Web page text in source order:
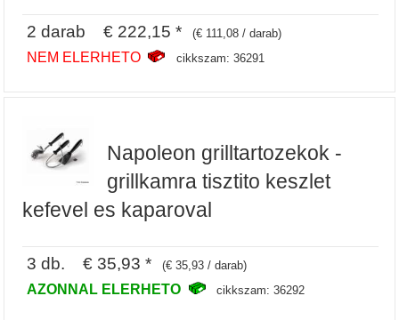
2 darab € 222,15 * (€ 111,08 / darab)
NEM ELERHETO cikkszam: 36291
Napoleon grilltartozekok -
grillkamra tisztito keszlet
kefevel es kaparoval
3 db. € 35,93 * (€ 35,93 / darab)
AZONNAL ELERHETO cikkszam: 36292